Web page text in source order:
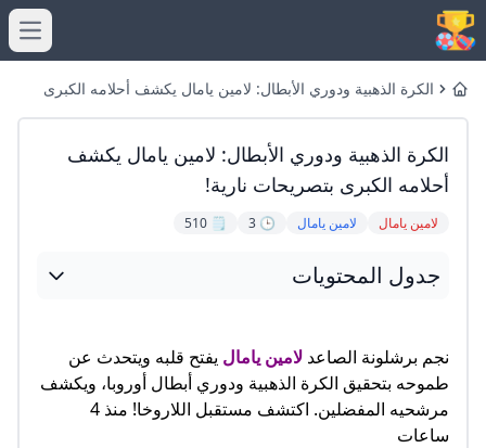
Homeالكرة الذهبية ودوري الأبطال: لامين يامال يكشف أحلامه الكبرى
الكرة الذهبية ودوري الأبطال: لامين يامال يكشف
أحلامه الكبرى بتصريحات نارية!
لامين يامال لامين يامال 🕒 3
🗒️ 510
جدول المحتويات
نجم برشلونة الصاعد لامين يامال يفتح قلبه ويتحدث عن
طموحه بتحقيق الكرة الذهبية ودوري أبطال أوروبا، ويكشف
مرشحيه المفضلين. اكتشف مستقبل اللاروخا! منذ 4
ساعات